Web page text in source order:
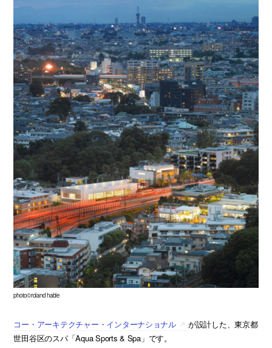
photo©roland hable
コー・アーキテクチャー・インターナショナル
が設計した、東京都
世田谷区のスパ「Aqua Sports & Spa」です。